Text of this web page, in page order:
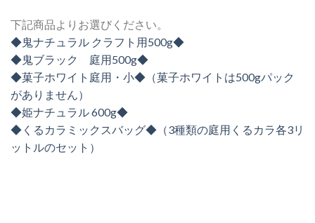
下記商品よりお選びください。
◆鬼ナチュラル クラフト用500g◆
◆鬼ブラック 庭用500g◆
◆菓子ホワイト庭用・小◆（菓子ホワイトは500gパック
がありません）
◆姫ナチュラル 600g◆
◆くるカラミックスバッグ◆（3種類の庭用くるカラ各3リ
ットルのセット）